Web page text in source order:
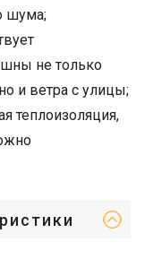
шума;
не только
и ветра с улицы;
теплоизоляция,